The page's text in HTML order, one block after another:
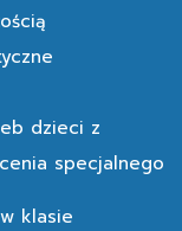
dzieci z
specjalnego
klasie